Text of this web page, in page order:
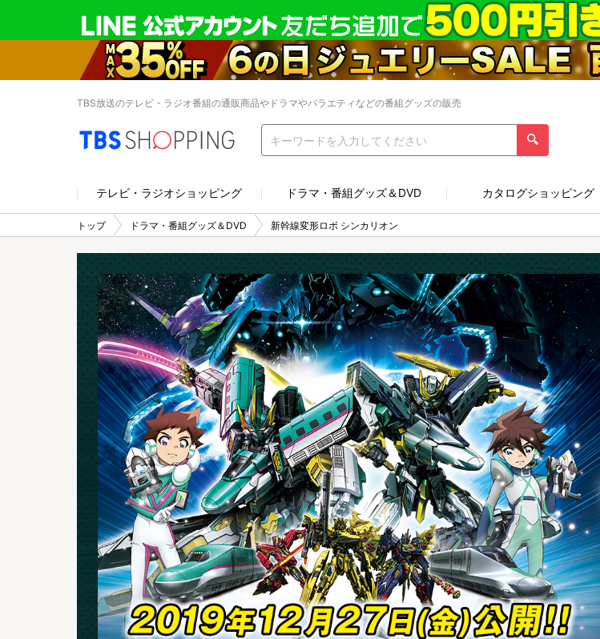
TBS放送のテレビ・ラジオ番組の通販商品やドラマやバラエティなどの番組グッズの販売
テレビ・ラジオショッピング ドラマ・番組グッズ＆DVD カタログショッピング
トップ ドラマ・番組グッズ＆DVD 新幹線変形ロボ シンカリオン